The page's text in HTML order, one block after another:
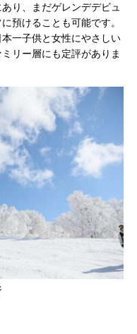
り、まだゲレンデデビュ
預けることも可能です​。
一子供と女性にやさしい
リー層にも定評がありま